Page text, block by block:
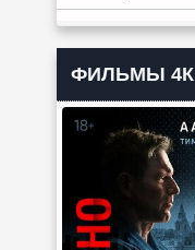
ФИЛЬМЫ 4К